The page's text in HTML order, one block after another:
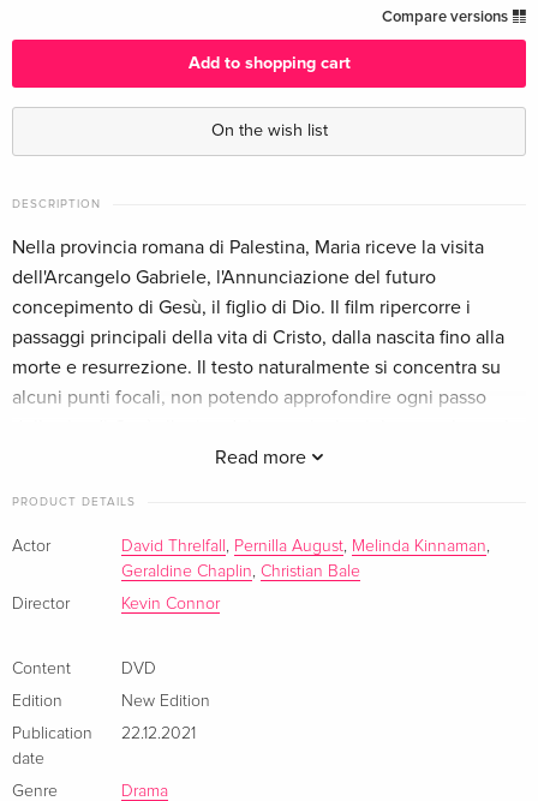
Sold out
German
New Edition — (selected)
Italian
Standard edition
Italian
Sold out
Standard edition
Compare versions
Add to shopping cart
On the wish list
DESCRIPTION
Read more
Nella provincia romana di Palestina, Maria riceve la visita
dell'Arcangelo Gabriele, l'Annunciazione del futuro
concepimento di Gesù, il figlio di Dio. Il film ripercorre i
passaggi principali della vita di Cristo, dalla nascita fino alla
morte e resurrezione. Il testo naturalmente si concentra su
alcuni punti focali, non potendo approfondire ogni passo
della Palestina, il concepimento nella stalla, la paura di
miracoli, la crocefissione e, infine, la resurrezione. Maria non
crede ai sui occhi quando trova la tomba di suo figlio vuota:
rivolto in alto lo sguardo vede Gesù e ritrova la forza e la fede
PRODUCT DETAILS
Actor David Threlfall Pernilla August Melinda Kinnaman
Geraldine Chaplin Christian Bale
Director
Kevin Connor
Content
DVD
Edition
New Edition
Publication
date
22.12.2021
Genre Drama